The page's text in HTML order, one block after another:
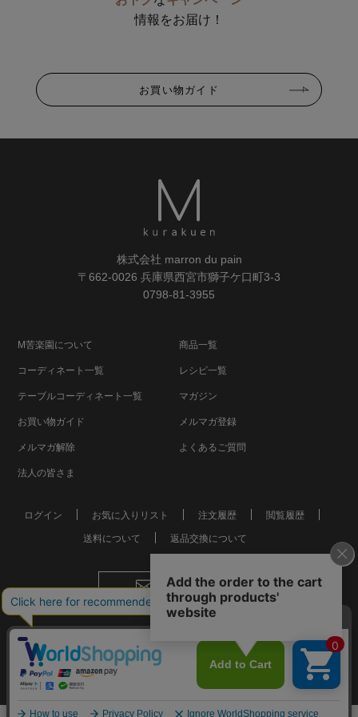
情報をお届け！
お買い物ガイド
株式会社 marron du pain
〒662-0026 兵庫県西宮市獅子ケ口町3-3
0798-81-3955
M苦楽園について 商品一覧
コーディネート一覧 レシピ一覧
テーブルコーディネート一覧 マガジン
お買い物ガイド メルマガ登録
メルマガ解除 よくあるご質問
法人の皆さま
ログイン お気に入りリスト 注文履歴 閲覧履歴
送料について 返品交換について
お問い合わせ
会社概要 個人情報保護方針 特定商取引法に基づく表記
おしゃれな食器やお皿の通販 © Mkurakuen,All Rights Reserved